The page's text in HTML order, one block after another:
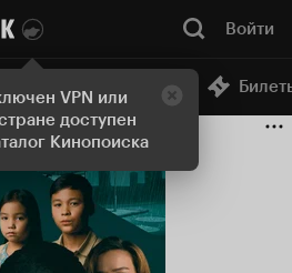
VPN или
доступен
Кинопоиска
Войти
Онлайн-кинотеатр